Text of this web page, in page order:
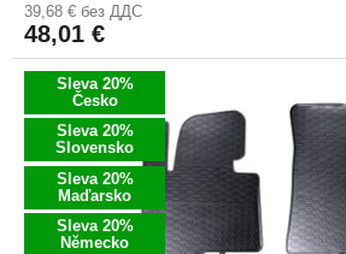
39,68 € без ДДС
48,01 €
Sleva 20%
Česko
Sleva 20%
Slovensko
Sleva 20%
Maďarsko
Sleva 20%
Německo